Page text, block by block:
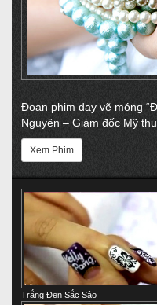
Đoạn phim dạy vẽ móng
Nguyên – Giám đốc Mỹ
Xem Phim
Trắng Đen Sắc Sảo